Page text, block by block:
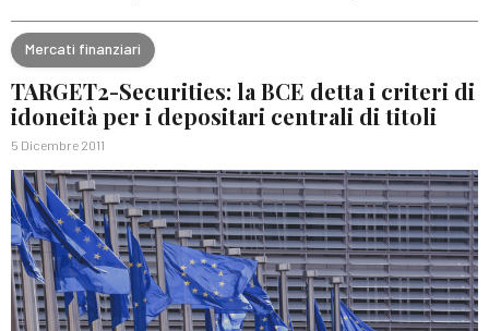
Mercati finanziari
TARGET2-Securities: la BCE detta i criteri di
idoneità per i depositari centrali di titoli
5 Dicembre 2011